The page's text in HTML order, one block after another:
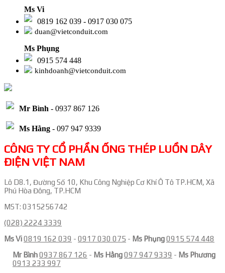
Ms Vi
0819 162 039 - 0917 030 075
duan@vietconduit.com
Ms Phụng
0915 574 448
kinhdoanh@vietconduit.com
Mr Bình - 0937 867 126
Ms Hằng - 097 947 9339
CÔNG TY CỔ PHẦN ỐNG THÉP LUỒN DÂY
ĐIỆN VIỆT NAM
Lô D8.1, Đường Số 10, Khu Công Nghiệp Cơ Khí Ô Tô TP.HCM, Xã
Phú Hòa Đông, TP.HCM
MST: 0315256742
(028) 2224 3339
Ms Vi0819 162 039 - 0917 030 075 - Ms Phụng0915 574 448
Mr Bình0937 867 126 - Ms Hằng097 947 9339 - Ms Phương
0913 233 997